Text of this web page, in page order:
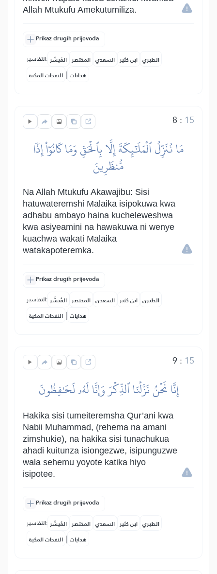
Allah Mtukufu Amekutumiliza.
Prikaz drugih prijevoda
التفاسير: المُيسَّر المختصر السعدي ابن كثير الطبري
النفحات المكية | هدايات
8 : 15
مَا نُنَزِّلُ ٱلۡمَلَٰٓئِكَةَ إِلَّا بِٱلۡحَقِّ وَمَا كَانُوٓاْ إِذٗا
مُّنظَرِينَ
Na Allah Mtukufu Akawajibu: Sisi
hatuwateremshi Malaika isipokuwa kwa
adhabu ambayo haina kucheleweshwa
kwa asiyeamini na hawakuwa ni wenye
kuachwa wakati Malaika
watakapoteremka.
Prikaz drugih prijevoda
التفاسير: المُيسَّر المختصر السعدي ابن كثير الطبري
النفحات المكية | هدايات
9: 15
إِنَّا نَحۡنُ نَزَّلۡنَا ٱلذِّكۡرَ وَإِنَّا لَهُۥ لَحَٰفِظُونَ
Hakika sisi tumeiteremsha Qur’ani kwa
Nabii Muhammad, (rehema na amani
zimshukie), na hakika sisi tunachukua
ahadi kuitunza isiongezwe, isipunguzwe
wala sehemu yoyote katika hiyo
isipotee.
Prikaz drugih prijevoda
التفاسير: المُيسَّر المختصر السعدي ابن كثير الطبري
النفحات المكية | هدايات